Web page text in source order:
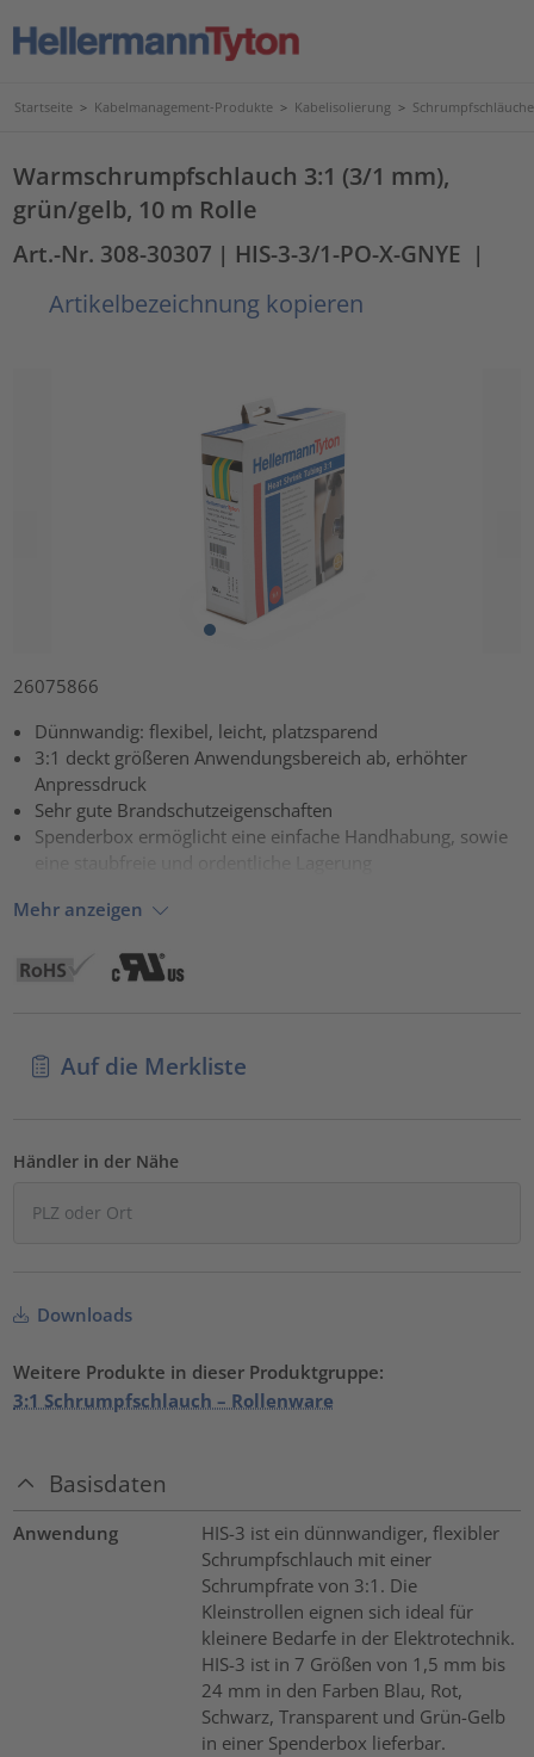
Startseite > Kabelmanagement-Produkte > Kabelisolierung > Schrumpfschläuche
Warmschrumpfschlauch 3:1 (3/1 mm),
grün/gelb, 10 m Rolle
Art.-Nr. 308-30307 | HIS-3-3/1-PO-X-GNYE |
Artikelbezeichnung kopieren
26075866
Dünnwandig: flexibel, leicht, platzsparend
3:1 deckt größeren Anwendungsbereich ab, erhöhter
Anpressdruck
Sehr gute Brandschutzeigenschaften
Spenderbox ermöglicht eine einfache Handhabung, sowie
eine staubfreie und ordentliche Lagerung
Mehr anzeigen
Auf die Merkliste
Händler in der Nähe
Downloads
Weitere Produkte in dieser Produktgruppe:
3:1 Schrumpfschlauch – Rollenware
Basisdaten
Anwendung
HIS-3 ist ein dünnwandiger, flexibler
Schrumpfschlauch mit einer
Schrumpfrate von 3:1. Die
Kleinstrollen eignen sich ideal für
kleinere Bedarfe in der Elektrotechnik.
HIS-3 ist in 7 Größen von 1,5 mm bis
24 mm in den Farben Blau, Rot,
Schwarz, Transparent und Grün-Gelb
in einer Spenderbox lieferbar.